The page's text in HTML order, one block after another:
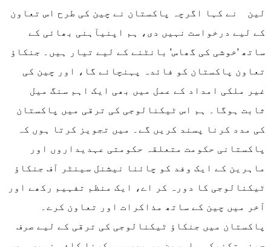
لین نے کہا اگرچہ پاکستان نے چین کی طرح اس تعاون
کے لیے درخواست نہیں دی، ہم اپنیآہنی بھائی کے
ساتھ 'خوشی کی گھاس' بانٹنے کے لیے تیار ہیں۔ جنکاؤ
تعاون پاکستان کو فائدہ پہنچائے گا، اور چین کی
غیر ملکی امداد کے عمل میں بھی ایک اہم سنگ میل
ثابت ہوگا۔ ہم اس ٹیکنالوجی کی ترقی میں پاکستان
کی مدد کرنا پسند کریں گے۔ میں تجویز کرتا ہوں کہ
پاکستانی حکومت متعلقہ حکومتی عہدیداروں اور
ماہرین کے ایک وفد کو چائنا نیشنل سینٹر آف جنکاؤ
ٹیکنالوجی کا دورہ کر اے، ایک منظم تفہیم رکھے اور
آخر میں چین کے ساتھ مذاکرات اور تعاون کرے۔
پاکستان میں جنکاؤ ٹیکنالوجی کی ترقی کے لیے صرف